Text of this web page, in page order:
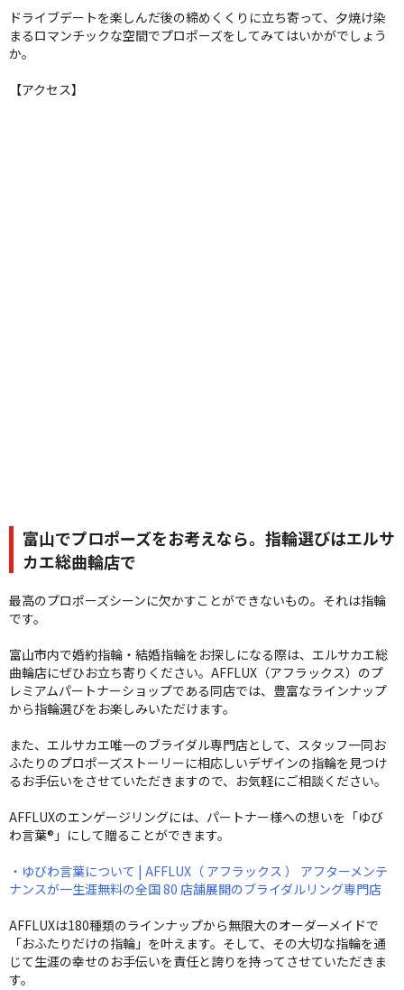
ドライブデートを楽しんだ後の締めくくりに立ち寄って、夕焼け染
まるロマンチックな空間でプロポーズをしてみてはいかがでしょう
か。
【アクセス】
富山でプロポーズをお考えなら。指輪選びはエルサ
カエ総曲輪店で
最高のプロポーズシーンに欠かすことができないもの。それは指輪
です。
富山市内で婚約指輪・結婚指輪をお探しになる際は、エルサカエ総
曲輪店にぜひお立ち寄りください。AFFLUX（アフラックス）のプ
レミアムパートナーショップである同店では、豊富なラインナップ
から指輪選びをお楽しみいただけます。
また、エルサカエ唯一のブライダル専門店として、スタッフ一同お
ふたりのプロポーズストーリーに相応しいデザインの指輪を見つけ
るお手伝いをさせていただきますので、お気軽にご相談ください。
AFFLUXのエンゲージリングには、パートナー様への想いを「ゆび
わ言葉®」にして贈ることができます。
・ゆびわ言葉について | AFFLUX（ アフラックス ） アフターメンテ
ナンスが一生涯無料の全国 80 店舗展開のブライダルリング専門店
AFFLUXは180種類のラインナップから無限大のオーダーメイドで
「おふたりだけの指輪」を叶えます。そして、その大切な指輪を通
じて生涯の幸せのお手伝いを責任と誇りを持ってさせていただきま
す。